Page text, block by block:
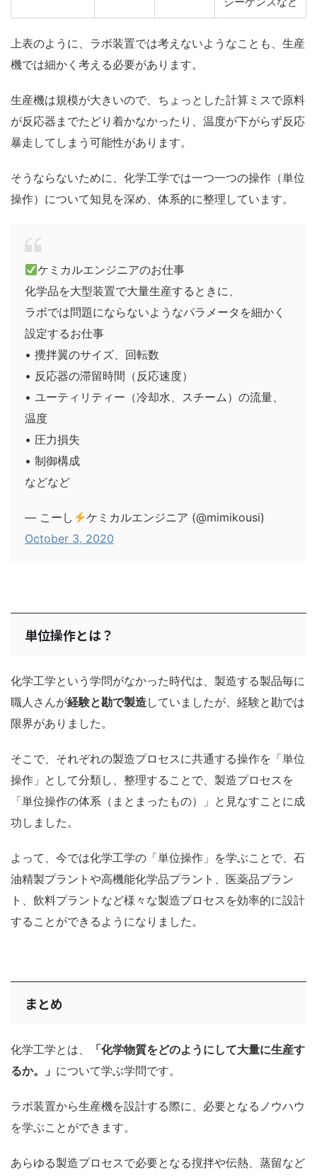
上表のように、ラボ装置では考えないようなことも、生産
機では細かく考える必要があります。
生産機は規模が大きいので、ちょっとした計算ミスで原料
が反応器までたどり着かなかったり、温度が下がらず反応
暴走してしまう可能性があります。
そうならないために、化学工学では一つ一つの操作（単位
操作）について知見を深め、体系的に整理しています。
ケミカルエンジニアのお仕事
化学品を大型装置で大量生産するときに、
ラボでは問題にならないようなパラメータを細かく
設定するお仕事
• 攪拌翼のサイズ、回転数
• 反応器の滞留時間（反応速度）
• ユーティリティー（冷却水、スチーム）の流量、
温度
• 圧力損失
• 制御構成
などなど
— こーし
ケミカルエンジニア (@mimikousi)
October 3, 2020
単位操作とは？
化学工学という学問がなかった時代は、製造する製品毎に
職人さんが経験と勘で製造していましたが、経験と勘では
限界がありました。
そこで、それぞれの製造プロセスに共通する操作を「単位
操作」として分類し、整理することで、製造プロセスを
「単位操作の体系（まとまったもの）」と見なすことに成
功しました。
よって、今では化学工学の「単位操作」を学ぶことで、石
油精製プラントや高機能化学品プラント、医薬品プラン
ト、飲料プラントなど様々な製造プロセスを効率的に設計
することができるようになりました。
まとめ
化学工学とは、
「化学物質をどのようにして大量に生産す
るか。」 について学ぶ学問です。
ラボ装置から生産機を設計する際に、必要となるノウハウ
を学ぶことができます。
あらゆる製造プロセスで必要となる撹拌や伝熱、蒸留など